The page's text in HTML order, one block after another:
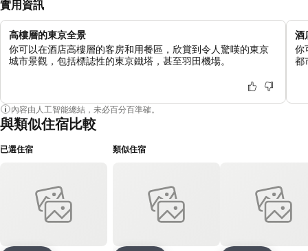
實用資訊
高樓層的東京全景
你可以在酒店高樓層的客房和用餐區，欣賞到令人驚嘆的東京
城市景觀，包括標誌性的東京鐵塔，甚至羽田機場。
酒
你
都
內容由人工智能總結，未必百分百準確。
與類似住宿比較
已選住宿 類似住宿